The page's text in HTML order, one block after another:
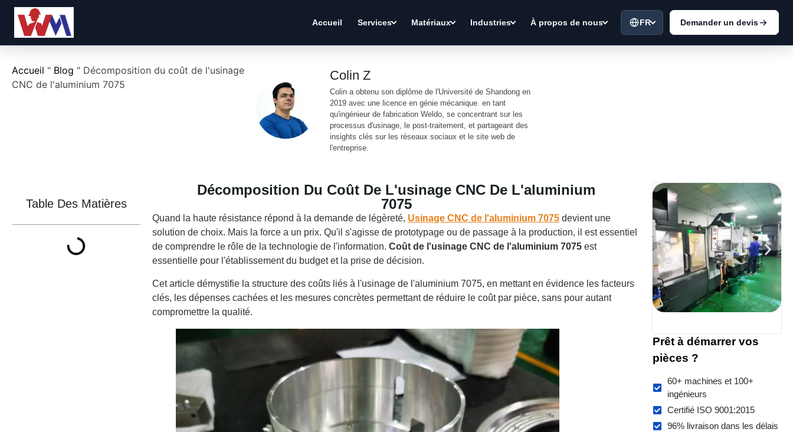
Accueil Services Matériaux Industries À propos de nous FR Demander un devis
Accueil " Blog " Décomposition du coût de l'usinage
CNC de l'aluminium 7075
Colin Z
Colin a obtenu son diplôme de l'Université de Shandong en
2019 avec une licence en génie mécanique. en tant
qu'ingénieur de fabrication Weldo, se concentrant sur les
processus d'usinage, le post-traitement, et partageant des
insights clés sur les réseaux sociaux et le site web de
l'entreprise.
Table Des Matières
Décomposition Du Coût De L'usinage CNC De L'aluminium
7075
Quand la haute résistance répond à la demande de légèreté, Usinage CNC de l'aluminium 7075 devient une
solution de choix. Mais la force a un prix. Qu'il s'agisse de prototypage ou de passage à la production, il est essentiel
de comprendre le rôle de la technologie de l'information.Coût de l'usinage CNC de l'aluminium 7075 est
essentielle pour l'établissement du budget et la prise de décision.
Cet article démystifie la structure des coûts liés à l'usinage de l'aluminium 7075, en mettant en évidence les facteurs
clés, les dépenses cachées et les mesures concrètes permettant de réduire le coût par pièce, sans pour autant
compromettre la qualité.
Prêt à démarrer vos
pièces ?
60+ machines et 100+
ingénieurs
Certifié ISO 9001:2015
96% livraison dans les délais